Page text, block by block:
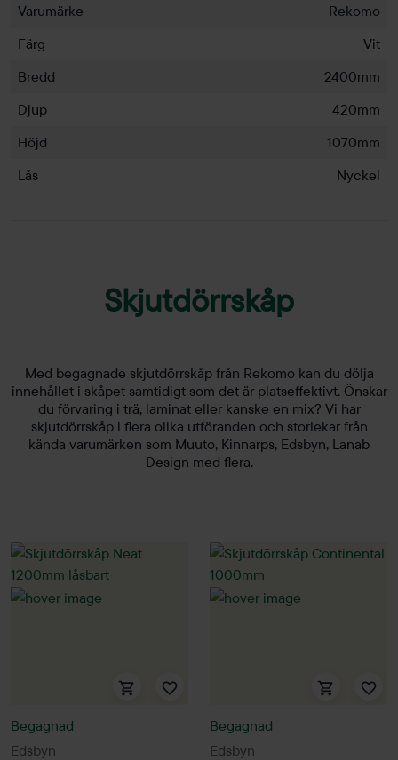
Varumärke
Rekomo
Färg
Vit
Bredd
2400mm
Djup
420mm
Höjd
1070mm
Lås
Nyckel
Skjutdörrskåp
Med begagnade skjutdörrskåp från Rekomo kan du dölja
innehållet i skåpet samtidigt som det är platseffektivt. Önskar
du förvaring i trä, laminat eller kanske en mix? Vi har
skjutdörrskåp i flera olika utföranden och storlekar från
kända varumärken som Muuto, Kinnarps, Edsbyn, Lanab
Design med flera.
Edsbyn
Begagnad
Edsbyn
Begagnad